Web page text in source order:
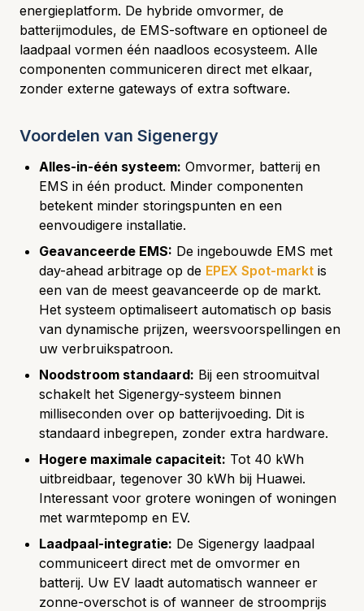
energieplatform. De hybride omvormer, de
batterijmodules, de EMS-software en optioneel de
laadpaal vormen één naadloos ecosysteem. Alle
componenten communiceren direct met elkaar,
zonder externe gateways of extra software.
Voordelen van Sigenergy
Alles-in-één systeem: Omvormer, batterij en
EMS in één product. Minder componenten
betekent minder storingspunten en een
eenvoudigere installatie.
Geavanceerde EMS: De ingebouwde EMS met
day-ahead arbitrage op de EPEX Spot-markt is
een van de meest geavanceerde op de markt.
Het systeem optimaliseert automatisch op basis
van dynamische prijzen, weersvoorspellingen en
uw verbruikspatroon.
Noodstroom standaard: Bij een stroomuitval
schakelt het Sigenergy-systeem binnen
milliseconden over op batterijvoeding. Dit is
standaard inbegrepen, zonder extra hardware.
Hogere maximale capaciteit: Tot 40 kWh
uitbreidbaar, tegenover 30 kWh bij Huawei.
Interessant voor grotere woningen of woningen
met warmtepomp en EV.
Laadpaal-integratie: De Sigenergy laadpaal
communiceert direct met de omvormer en
batterij. Uw EV laadt automatisch wanneer er
zonne-overschot is of wanneer de stroomprijs